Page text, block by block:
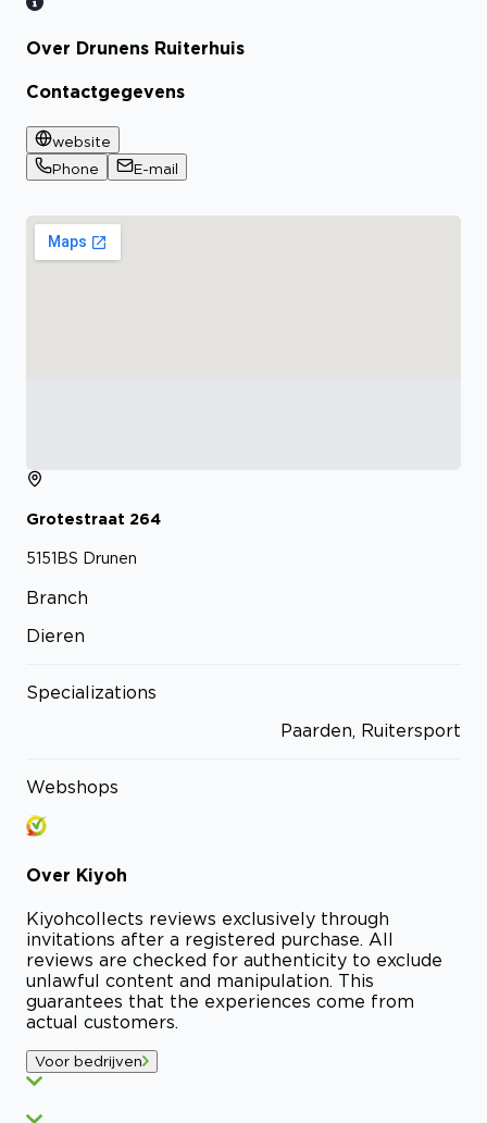
Over Drunens Ruiterhuis
Contactgegevens
website
Phone
E-mail
Grotestraat 264
5151BS Drunen
Branch
Dieren
Specializations
Paarden, Ruitersport
Webshops
Over Kiyoh
Kiyohcollects reviews exclusively through
invitations after a registered purchase. All
reviews are checked for authenticity to exclude
unlawful content and manipulation. This
guarantees that the experiences come from
actual customers.
Voor bedrijven